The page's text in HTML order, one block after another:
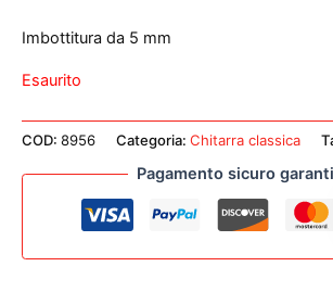
Imbottitura da 5 mm
Esaurito
COD: 8956 Categoria: Chitarra classica
Pagamento sicuro